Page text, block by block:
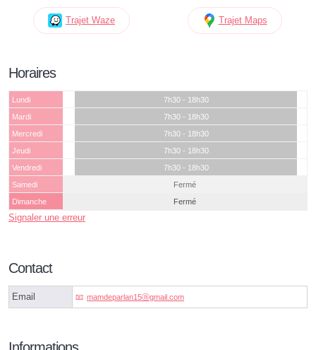
Trajet Waze Trajet Maps
Horaires
Lundi
7h30 - 18h30
Mardi
7h30 - 18h30
Mercredi
7h30 - 18h30
Jeudi
7h30 - 18h30
Vendredi
7h30 - 18h30
Samedi
Fermé
Dimanche
Fermé
Signaler une erreur
Contact
Email mamdeparlan15ⓐgmail.com